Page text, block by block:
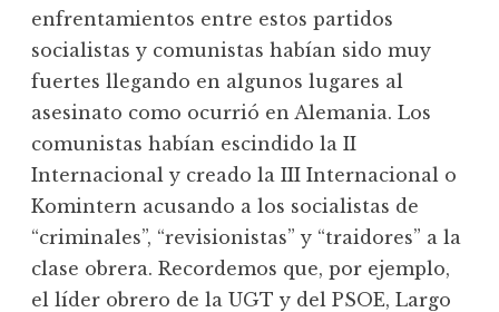
enfrentamientos entre estos partidos
socialistas y comunistas habían sido muy
fuertes llegando en algunos lugares al
asesinato como ocurrió en Alemania. Los
comunistas habían escindido la II
Internacional y creado la III Internacional o
Komintern acusando a los socialistas de
“criminales”, “revisionistas” y “traidores” a la
clase obrera. Recordemos que, por ejemplo,
el líder obrero de la UGT y del PSOE, Largo